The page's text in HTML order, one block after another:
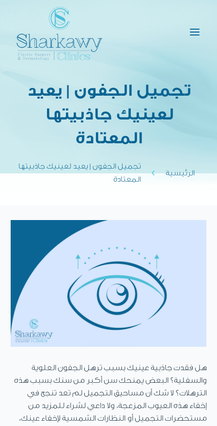
a
تجميل الجفون | يعيد
لعينيك جاذبيتها
المعتادة
الرئيسية 4
تجميل الجفون | يعيد لعينيك جاذبيتها
المعتادة
هل فقدت جاذبية عينيك بسبب ترهل الجفون العلوية
والسفلية؟ البعض يمنحك سن أكبر من سنك بسبب هذه
الترهلات؟ لا شك أن مساحيق التجميل لم تعد تنجح في
إخفاء هذه العيوب المزعجة، ولا داعي لشراء للمزيد من
مستحضرات التجميل أو النظارات الشمسية لإخفاء عينك،